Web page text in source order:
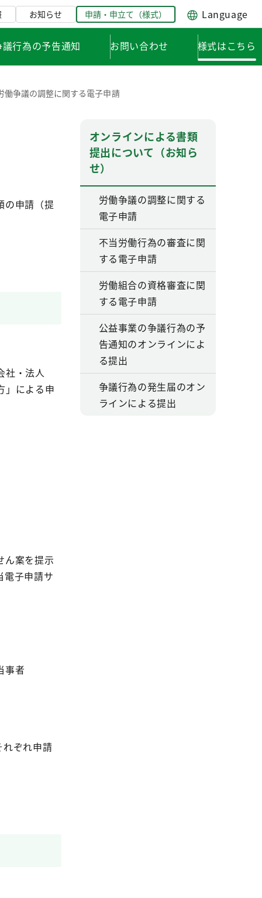
お知らせ 申請・申立て（様式） Language
議行為の予告通知 お問い合わせ 様式はこちら
働争議の調整に関する電子申請
の申請（提
社・法人
」による申
ん案を提示
電子申請サ
事者
れぞれ申請
オンラインによる書類
提出について（お知ら
せ）
労働争議の調整に関する
電子申請
不当労働行為の審査に関
する電子申請
労働組合の資格審査に関
する電子申請
公益事業の争議行為の予
告通知のオンラインによ
る提出
争議行為の発生届のオン
ラインによる提出